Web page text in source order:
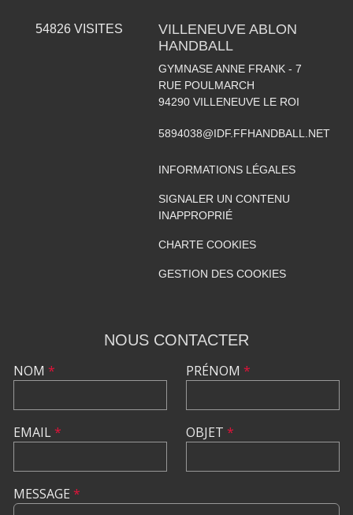
54826VISITES
VILLENEUVE ABLON
HANDBALL
GYMNASE ANNE FRANK - 7
RUE POULMARCH
94290 VILLENEUVE LE ROI
5894038@IDF.FFHANDBALL.NET
INFORMATIONS LÉGALES
SIGNALER UN CONTENU
INAPPROPRIÉ
CHARTE COOKIES
GESTION DES COOKIES
NOUS CONTACTER
NOM *
EMAIL*
PRÉNOM *
OBJET *
MESSAGE *